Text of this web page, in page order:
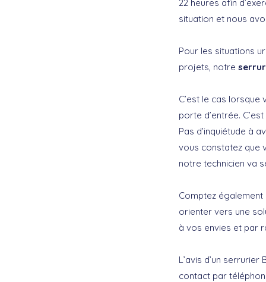
22 heures afin
situation et nous
Pour les situations
projets, notre
C’est le cas
porte d’entrée.
Pas d’inquiétude à
vous constatez que
notre technicien va
Comptez
orienter vers une
à vos envies et par
L’avis d’un
contact par